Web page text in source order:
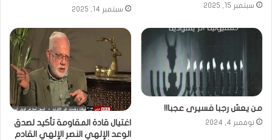
سبتمبر 15, 2025 سبتمبر 14, 2025
من يعش رجبا فسيرى عجبا!!
نوفمبر 4, 2024
اغتيال قادة المقاومة تأكيد لصدق
الوعد الإلهي النصر الإلهي القادم